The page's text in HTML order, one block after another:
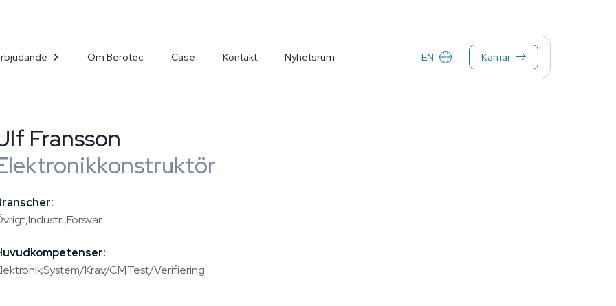
EN Karriär
Om Berotec Case Kontakt Nyhetsrum
Fransson
IndustriFörsvar
System/Krav/CMTest/Verifiering